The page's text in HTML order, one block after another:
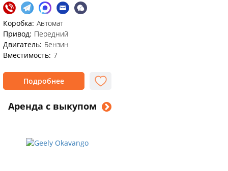
Коробка: Автомат
Привод: Передний
Двигатель: Бензин
Вместимость: 7
Подробнее
Аренда с выкупом